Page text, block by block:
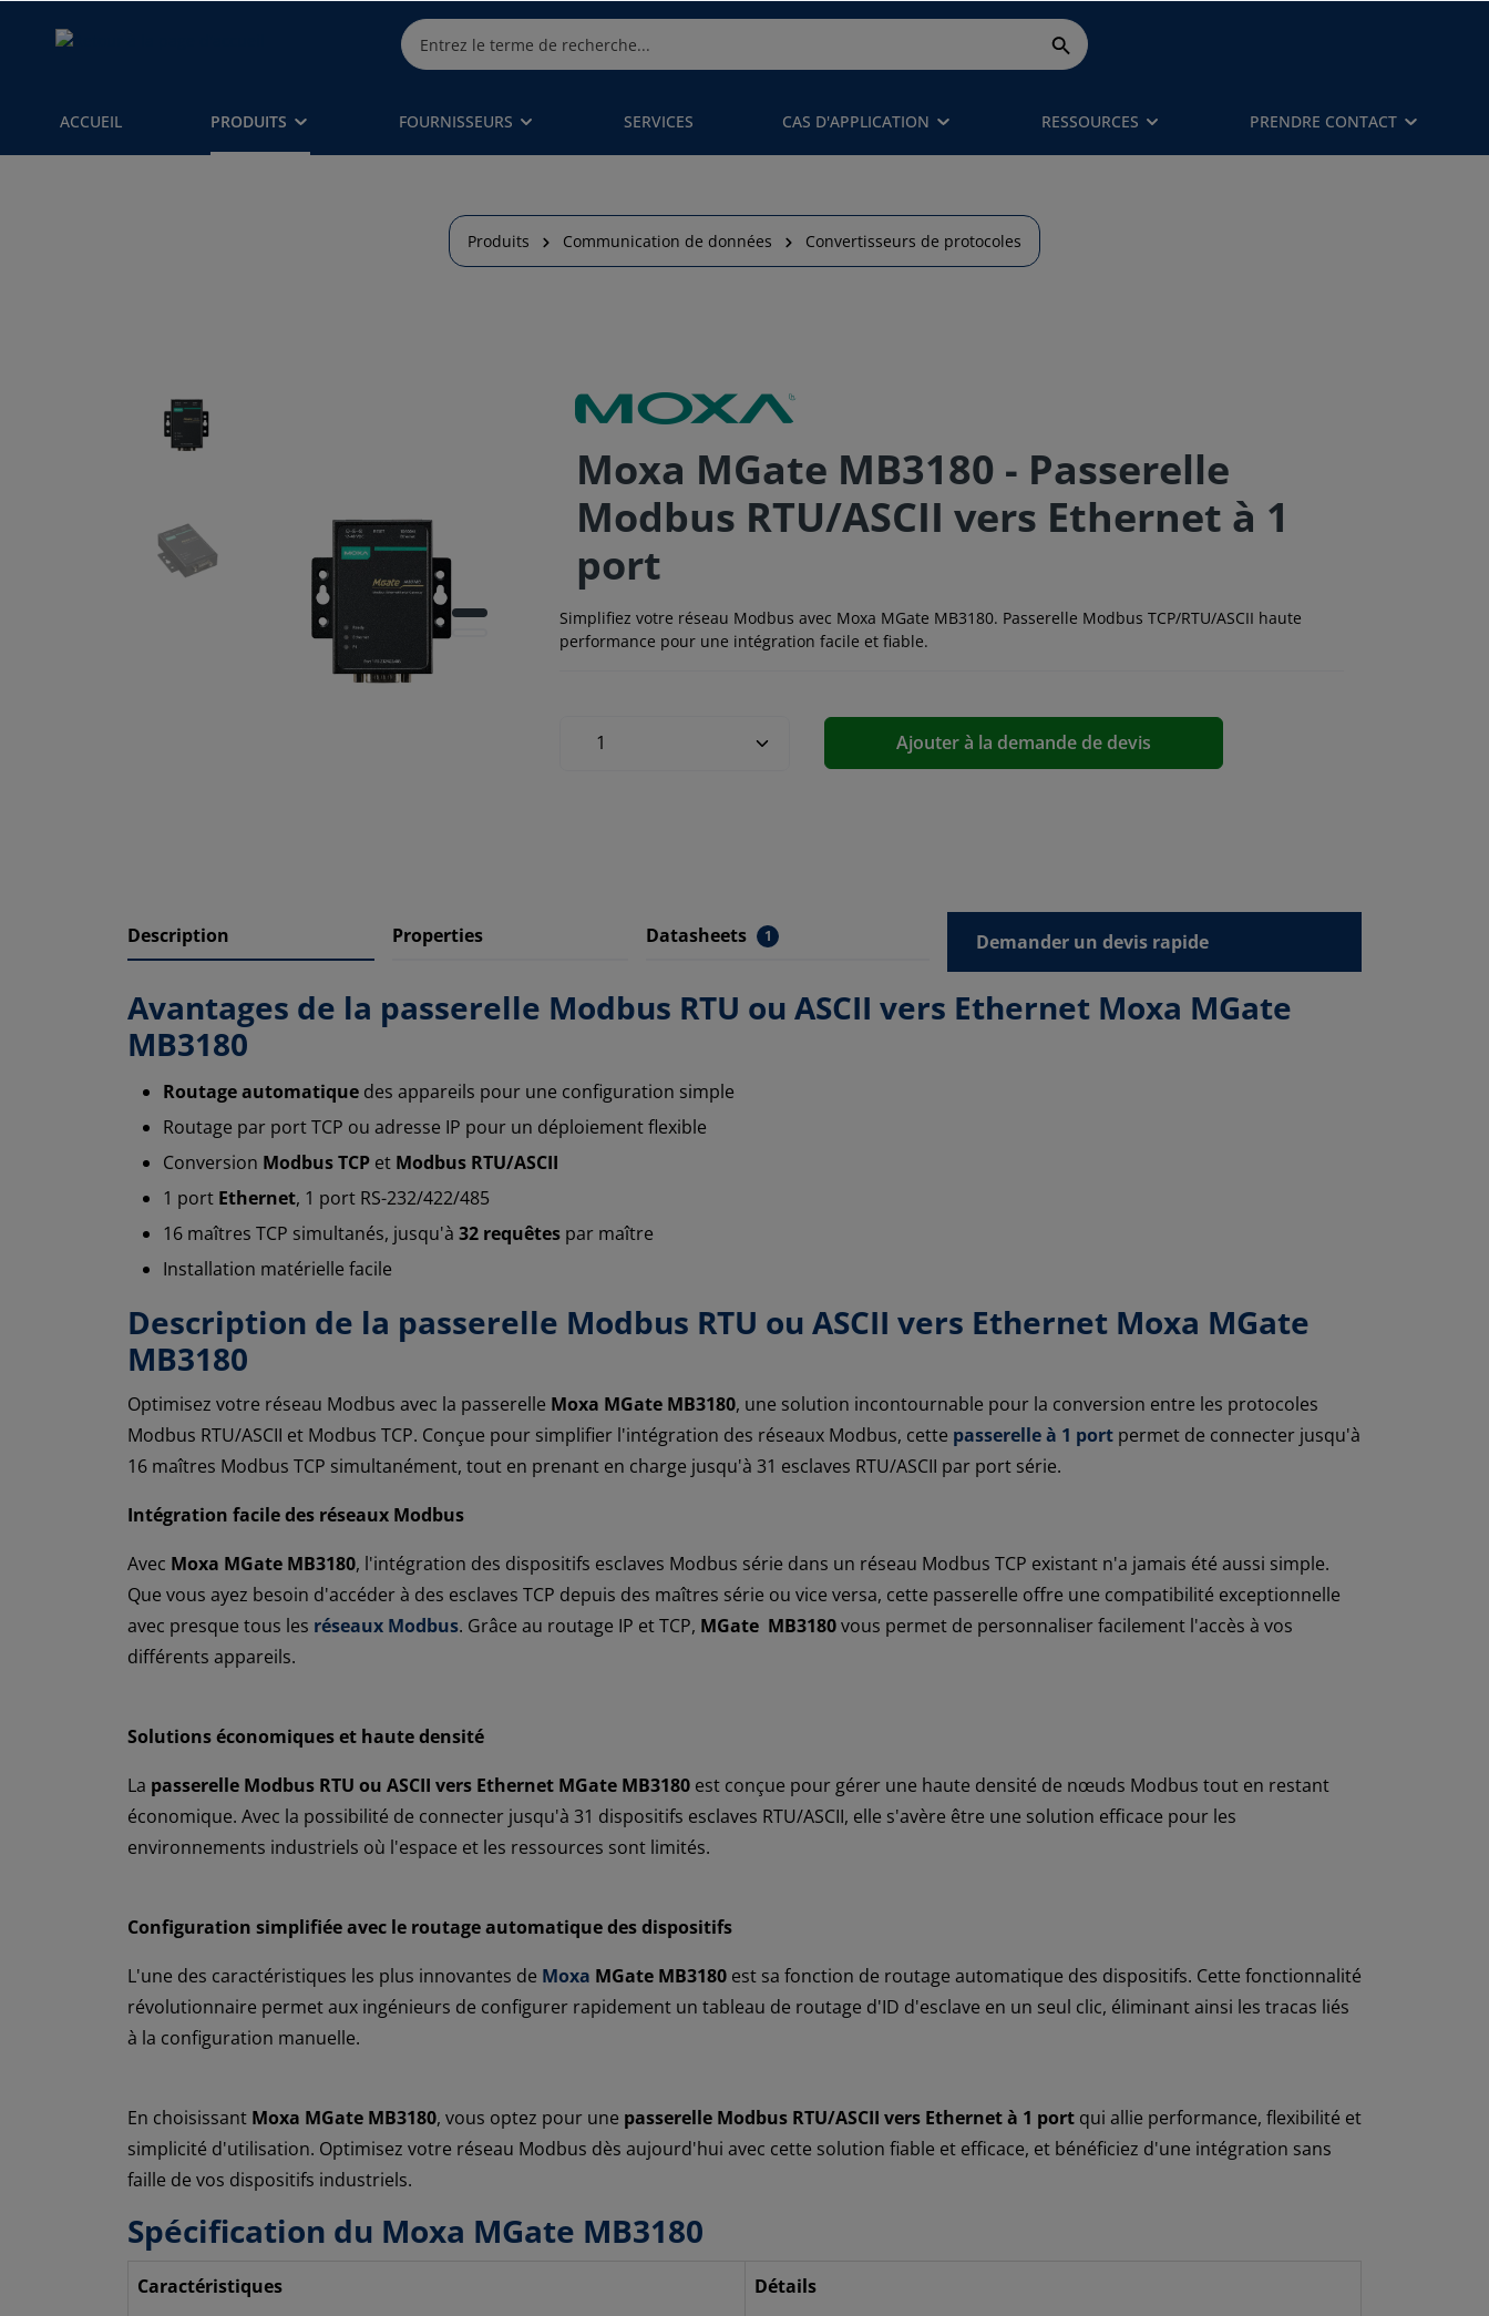
ACCUEIL PRODUITS FOURNISSEURS SERVICES CAS D'APPLICATION RESSOURCES PRENDRE CONTACT
Produits Communication de données Convertisseurs de protocoles
Moxa MGate MB3180 - Passerelle
Modbus RTU/ASCII vers Ethernet à 1
port
Simplifiez votre réseau Modbus avec Moxa MGate MB3180. Passerelle Modbus TCP/RTU/ASCII haute
performance pour une intégration facile et fiable.
Ajouter à la demande de devis
Description Properties Datasheets 1 Demander un devis rapide
Avantages de la passerelle Modbus RTU ou ASCII vers Ethernet Moxa MGate
MB3180
Routageautomatique des appareils pour une configuration simple
Routage par port TCP ou adresse IP pour un déploiement flexible
Conversion Modbus TCP et Modbus RTU/ASCII
1 port Ethernet, 1 port RS-232/422/485
16 maîtres TCP simultanés, jusqu'à 32 requêtes par maître
Installation matérielle facile
Description de la passerelle Modbus RTU ou ASCII vers Ethernet Moxa MGate
MB3180
Optimisez votre réseau Modbus avec la passerelle Moxa MGate MB3180, une solution incontournable pour la conversion entre les protocoles
Modbus RTU/ASCII et Modbus TCP. Conçue pour simplifier l'intégration des réseaux Modbus, cette passerelle à 1 port permet de connecter jusqu'à
16 maîtres Modbus TCP simultanément, tout en prenant en charge jusqu'à 31 esclaves RTU/ASCII par port série.
Intégration facile des réseaux Modbus
Avec Moxa MGate MB3180, l'intégration des dispositifs esclaves Modbus série dans un réseau Modbus TCP existant n'a jamais été aussi simple.
Que vous ayez besoin d'accéder à des esclaves TCP depuis des maîtres série ou vice versa, cette passerelle offre une compatibilité exceptionnelle
avec presque tous les réseaux Modbus. Grâce au routage IP et TCP, MGate MB3180vous permet de personnaliser facilement l'accès à vos
différents appareils.
Solutions économiques et haute densité
La passerelle Modbus RTU ou ASCII vers Ethernet MGate MB3180 est conçue pour gérer une haute densité de nœuds Modbus tout en restant
économique. Avec la possibilité de connecter jusqu'à 31 dispositifs esclaves RTU/ASCII, elle s'avère être une solution efficace pour les
environnements industriels où l'espace et les ressources sont limités.
Configuration simplifiée avec le routage automatique des dispositifs
L'une des caractéristiques les plus innovantes de Moxa MGate MB3180 est sa fonction de routage automatique des dispositifs. Cette fonctionnalité
révolutionnaire permet aux ingénieurs de configurer rapidement un tableau de routage d'ID d'esclave en un seul clic, éliminant ainsi les tracas liés
à la configuration manuelle.
En choisissant Moxa MGate MB3180, vous optez pour une passerelle Modbus RTU/ASCII vers Ethernet à 1 port qui allie performance, flexibilité et
simplicité d'utilisation. Optimisez votre réseau Modbus dès aujourd'hui avec cette solution fiable et efficace, et bénéficiez d'une intégration sans
faille de vos dispositifs industriels.
Spécification du Moxa MGate MB3180
Caractéristiques Détails